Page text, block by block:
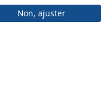
Non, ajuster